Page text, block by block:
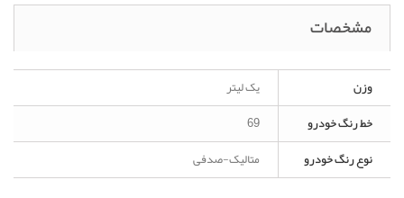
مشخصات
وزن
یک لیتر
خط رنگ خودرو
69
نوع رنگ خودرو
متالیک-صدفی